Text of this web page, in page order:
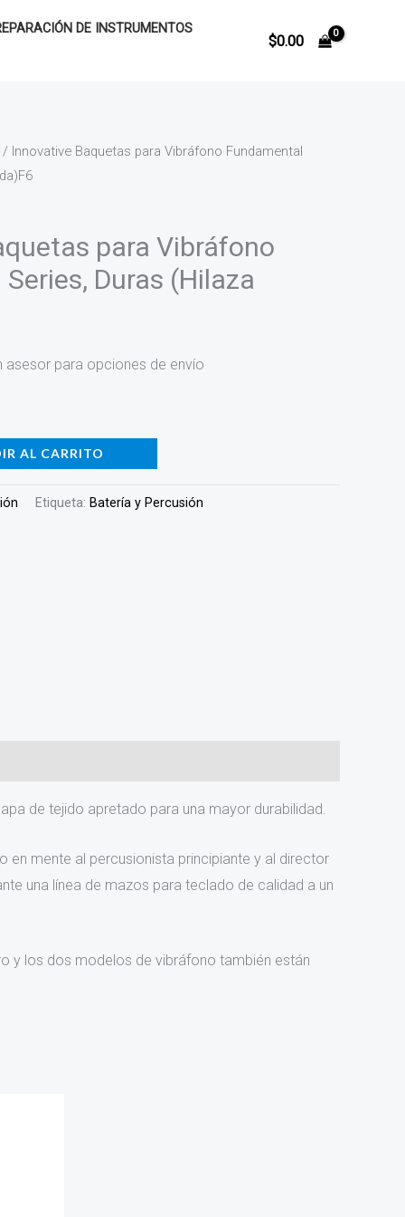
DE INSTRUMENTOS
$0.00
/ Innovative Baquetas para Vibráfono Fundamental
para Vibráfono
Duras (Hilaza
asesor para opciones de envío
AL CARRITO
Etiqueta: Batería y Percusión
de tejido apretado para una mayor durabilidad.
mente al percusionista principiante y al director
una línea de mazos para teclado de calidad a un
y los dos modelos de vibráfono también están